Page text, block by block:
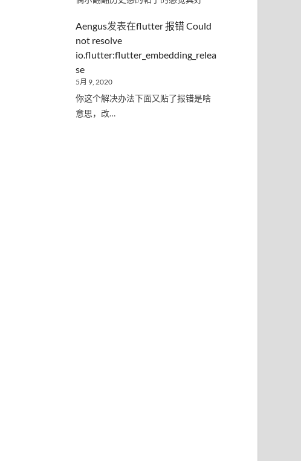
Aengus发表在flutter 报错 Could
not resolve
io.flutter:flutter_embedding_relea
se
5月 9, 2020
你这个解决办法下面又贴了报错是啥
意思，改…